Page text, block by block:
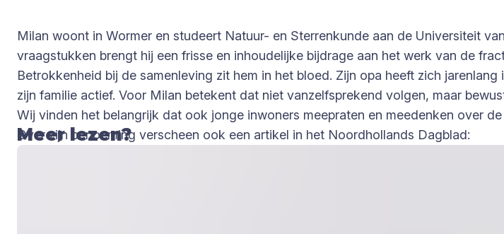
Milan woont in Wormer en studeert Natuur- en Sterrenkunde aan de Universiteit
vraagstukken brengt hij een frisse en inhoudelijke bijdrage aan het werk van de
Betrokkenheid bij de samenleving zit hem in het bloed. Zijn opa heeft zich
zijn familie actief. Voor Milan betekent dat niet vanzelfsprekend volgen, maar
Wij vinden het belangrijk dat ook jonge inwoners meepraten en meedenken over
Meer lezen?
Over zijn benoeming verscheen ook een artikel in het Noordhollands Dagblad: